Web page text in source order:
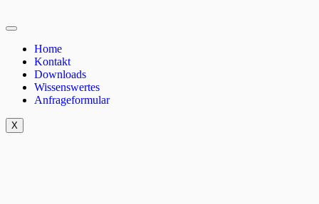
Home
Kontakt
Downloads
Wissenswertes
Anfrageformular
X